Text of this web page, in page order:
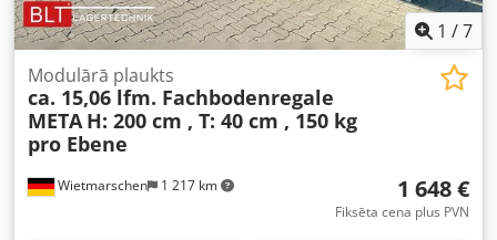
EK 113, Schäfer RK 521, Schäfer LF 533, Familog SP 6428, R-
KLT 4315, RL-KLT 6147, Schäfer KLT 3214, UTZ SILAFIX 3Z,
EF 3120, EF 6420 • Konsolplaukti (Elvedi Konsolplaukti,
Schäfer, Ohra) • Stow, Meta, Bito, Galler, Nedcon, Voest
(Vöst), SLP, Palflex, Ramada, Bauer, Ohrner 🔨 MŪSU
OTRAIS VIRZIENS: TIEŠSAISTES IZSOLES UN PĀRSTRĀDE
Veicot demontāžas un izvešanas darbus, mēs piedāvājam
pilnīgu pakalpojumu komplektu: 1. Iepirkums par vienotu
cenu: preču, aprīkojuma un pilnu noliktavas krājumu
1 /7
Wietmarschen 1 217 km
Modulārā plaukts
ca. 15,06 lfm. Fachbodenregale
META H: 200 cm , T: 40 cm , 150 kg
pro Ebene
1 648 €
Fiksēta cena plus PVN